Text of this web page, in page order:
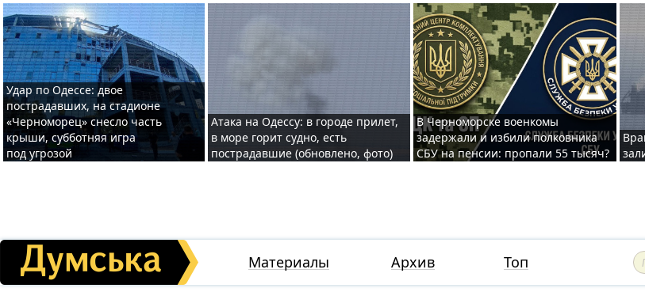
Удар по Одессе: двое
пострадавших, на стадионе
«Черноморец» снесло часть
крыши, субботняя игра
под угрозой
Атака на Одессу: в городе прилет,
в море горит судно, есть
пострадавшие (обновлено, фото)
В Черноморске военкомы
задержали и избили полковника
СБУ на пенсии: пропали 55 тысяч?
Материалы Архив Топ